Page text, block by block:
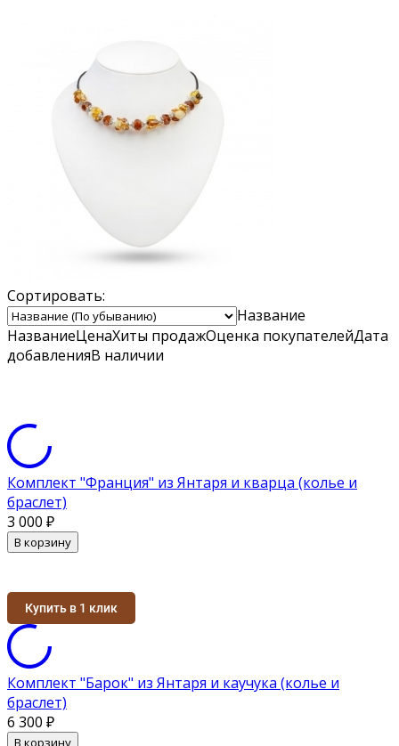
Сортировать:
Название
НазваниеЦенаХиты продажОценка покупателейДата
добавленияВ наличии
Комплект "Франция" из Янтаря и кварца (колье и
браслет)
3 000 ₽
В корзину
Купить в 1 клик
Комплект "Барок" из Янтаря и каучука (колье и
браслет)
6 300 ₽
В корзину